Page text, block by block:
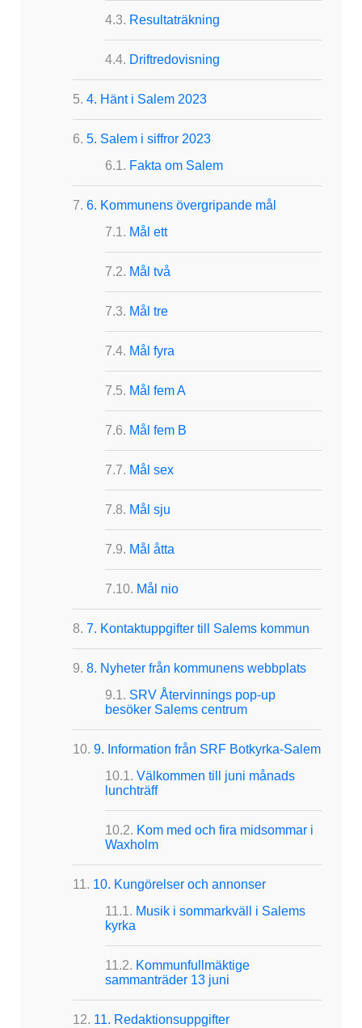
Resultaträkning
Driftredovisning
4. Hänt i Salem 2023
5. Salem i siffror 2023
Fakta om Salem
6. Kommunens övergripande mål
Mål ett
Mål två
Mål tre
Mål fyra
Mål fem A
Mål fem B
Mål sex
Mål sju
Mål åtta
Mål nio
7. Kontaktuppgifter till Salems kommun
8. Nyheter från kommunens webbplats
SRV Återvinnings pop-up
besöker Salems centrum
9. Information från SRF Botkyrka-Salem
Välkommen till juni månads
lunchträff
Kom med och fira midsommar i
Waxholm
10. Kungörelser och annonser
Musik i sommarkväll i Salems
kyrka
Kommunfullmäktige
sammanträder 13 juni
11. Redaktionsuppgifter